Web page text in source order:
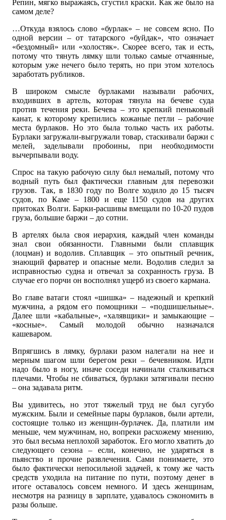
Репин, мягко выражаясь, сгустил краски. Как же было на
самом деле?
…Откуда взялось слово «бурлак» – не совсем ясно. По
одной версии – от татарского «буйдак», что означает
«бездомный» или «холостяк». Скорее всего, так и есть,
потому что тянуть лямку шли только самые отчаянные,
которым уже нечего было терять, но при этом хотелось
заработать рубликов.
В широком смысле бурлаками называли рабочих,
входивших в артель, которая тянула на бечеве суда
против течения реки. Бечева – это крепкий пеньковый
канат, к которому крепились кожаные петли – рабочие
места бурлаков. Но это была только часть их работы.
Бурлаки загружали-выгружали товар, стаскивали баржи с
мелей, заделывали пробоины, при необходимости
вычерпывали воду.
Спрос на такую рабочую силу был немалый, потому что
водный путь был фактически главным для перевозки
грузов. Так, в 1830 году по Волге ходило до 15 тысяч
судов, по Каме – 1800 и еще 1150 судов на других
притоках Волги. Барки-расшивы вмещали по 10-20 пудов
груза, большие баржи – до сотни.
В артелях была своя иерархия, каждый член команды
знал свои обязанности. Главными были сплавщик
(лоцман) и водолив. Сплавщик – это опытный речник,
знающий фарватер и опасные мели. Водолив следил за
исправностью судна и отвечал за сохранность груза. В
случае его порчи он восполнял ущерб из своего кармана.
Во главе ватаги стоял «шишка» – надежный и крепкий
мужчина, а рядом его помощники – «подшишельные».
Далее шли «кабальные», «халявщики» и замыкающие –
«косные». Самый молодой обычно назначался
кашеваром.
Впрягшись в лямку, бурлаки разом налегали на нее и
мерным шагом шли берегом реки – бечевником. Идти
надо было в ногу, иначе соседи начинали сталкиваться
плечами. Чтобы не сбиваться, бурлаки затягивали песню
– она задавала ритм.
Вы удивитесь, но этот тяжелый труд не был сугубо
мужским. Были и семейные пары бурлаков, были артели,
состоящие только из женщин-бурлачек. Да, платили им
меньше, чем мужчинам, но, вопреки расхожему мнению,
это был весьма неплохой заработок. Его могло хватить до
следующего сезона – если, конечно, не ударяться в
пьянство и прочие развлечения. Сами понимаете, это
было фактически непосильной задачей, к тому же часть
средств уходила на питание по пути, поэтому денег в
итоге оставалось совсем немного. И здесь женщинам,
несмотря на разницу в зарплате, удавалось сэкономить в
разы больше.